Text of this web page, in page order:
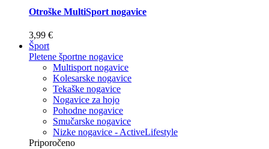
Otroške MultiSport nogavice
3,99 €
Šport
Pletene športne nogavice
Multisport nogavice
Kolesarske nogavice
Tekaške nogavice
Nogavice za hojo
Pohodne nogavice
Smučarske nogavice
Nizke nogavice - ActiveLifestyle
Priporočeno